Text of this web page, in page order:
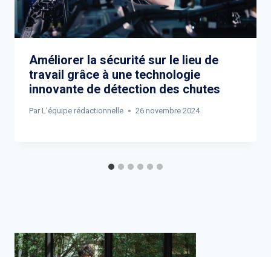
Améliorer la sécurité sur le lieu de
travail grâce à une technologie
innovante de détection des chutes
Par L'équipe rédactionnelle 26 novembre 2024